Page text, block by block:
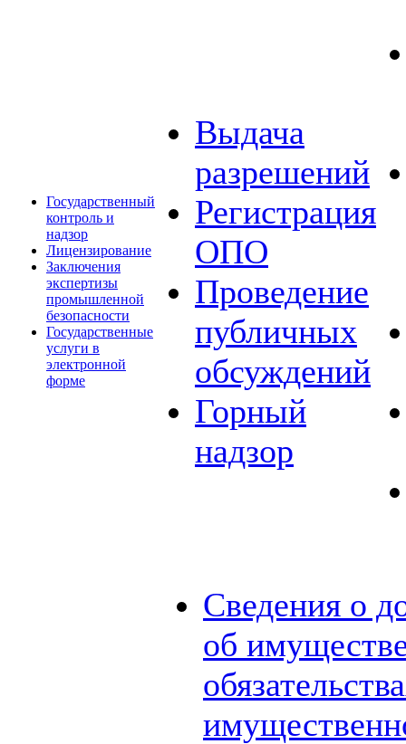
Государственный
контроль и
надзор
Лицензирование
Заключения
экспертизы
промышленной
безопасности
Государственные
услуги в
электронной
форме
Выдача
разрешений
Регистрация
ОПО
Проведение
публичных
обсуждений
Горный
надзор
Сведения о
об